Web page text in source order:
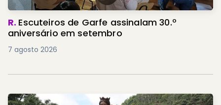
R. Escuteiros de Garfe assinalam 30.º
aniversário em setembro
7 agosto 2026